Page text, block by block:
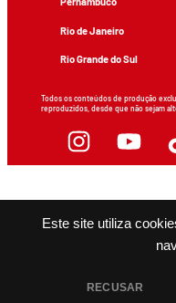
Este site utiliza
RECUSAR
Rio de Janeiro
Rio Grande do Sul
Todos os conteúdos de produção
reproduzidos, desde que não sejam